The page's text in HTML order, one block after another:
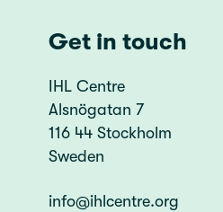
Get in touch
IHL Centre
Alsnögatan 7
116 44 Stockholm
Sweden
info@ihlcentre.org